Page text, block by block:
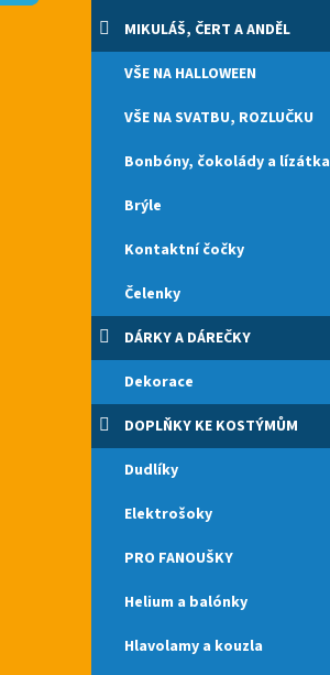
e
l
MIKULÁŠ, ČERT A ANDĚL
VŠE NA HALLOWEEN
VŠE NA SVATBU, ROZLUČKU
Bonbóny, čokolády a lízátka
Brýle
Kontaktní čočky
Čelenky
DÁRKY A DÁREČKY
Dekorace
DOPLŇKY KE KOSTÝMŮM
Dudlíky
Elektrošoky
PRO FANOUŠKY
Helium a balónky
Hlavolamy a kouzla